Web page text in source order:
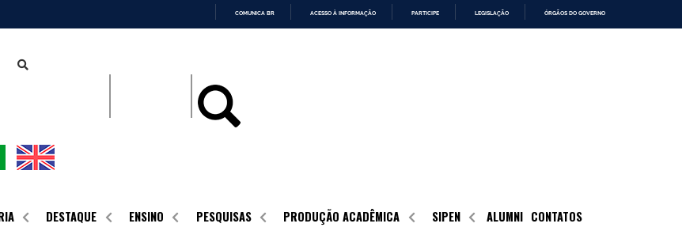
COMUNICA BR ACESSO À INFORMAÇÃO PARTICIPE LEGISLAÇÃO ÓRGÃOS DO GOVERNO
DESTAQUE ENSINO PESQUISAS PRODUÇÃO ACADÊMICA SIPEN ALUMNI CONTATOS